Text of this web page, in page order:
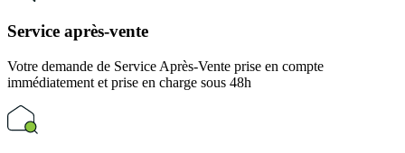
Service après-vente
Votre demande de Service Après-Vente prise en compte
immédiatement et prise en charge sous 48h